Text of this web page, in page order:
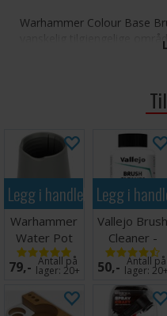
Warhammer Colour Base
vanskelig tilgjengelige
påvirke omgivelsene. Den
miniatyrene dine. Den er
ideell pensel for detaljerte
presisjon.
Liten
grunnmaling og
Når lett inn i trange
områder på miniatyrer
Flott for
Slitesterke
formen og motstår
Utmerket for
detaljer
Optimalisert for bruk
Legg i handlekurven
Warhammer
Water Pot
79,- Antall på
lager:20+
Legg i
Vallejo Brush
Cleaner -
85ml
50,- Antall på
lager:20+